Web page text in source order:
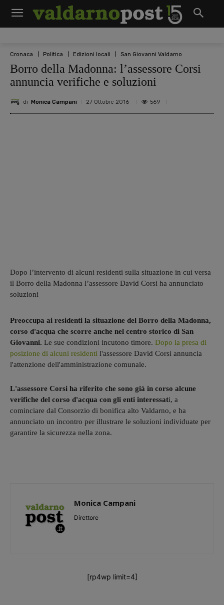
Cronaca Politica Edizioni locali San Giovanni Valdarno
Borro della Madonna: l’assessore Corsi
annuncia verifiche e soluzioni
di Monica Campani 27 Ottobre 2016 569
Dopo l’intervento di alcuni residenti sulla situazione in cui versa
il Borro della Madonna l’assessore David Corsi ha annunciato
soluzioni
Preoccupa ai residenti la situazione del Borro della Madonna,
corso d'acqua che scorre anche nel centro storico di San
Giovanni. Le sue condizioni incutono timore. Dopo la presa di
posizione di alcuni residenti l'assessore David Corsi annuncia
l'attenzione dell'amministrazione comunale.
L'assessore Corsi ha riferito che sono già in corso alcune
verifiche del corso d'acqua con gli enti interessati, a
cominciare dal Consorzio di bonifica alto Valdarno, e ha
annunciato un incontro per illustrare le soluzioni individuate per
garantire la sicurezza nella zona.
Monica Campani
Direttore
[rp4wp limit=4]